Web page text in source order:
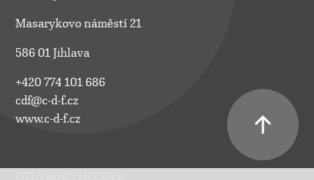
Masarykovo náměstí 21
586 01 Jihlava
+420 774 101 686
cdf@c-d-f.cz
www.c-d-f.cz